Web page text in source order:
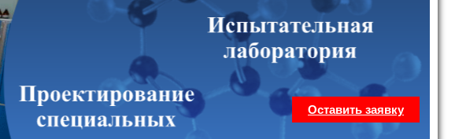
Оставить заявку